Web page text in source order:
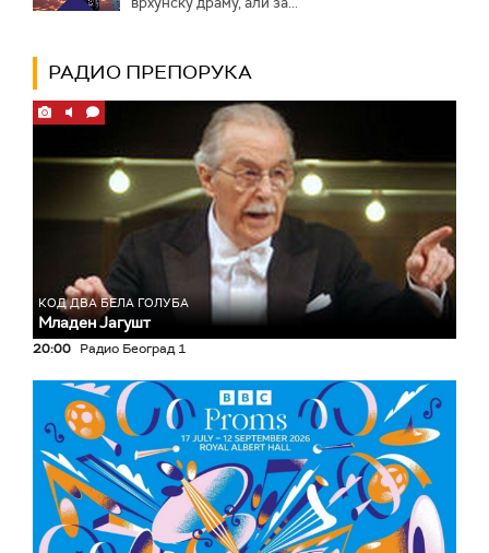
РАДИО ПРЕПОРУКА
КОД ДВА БЕЛА ГОЛУБА
Младен Јагушт
20:00 Радио Београд 1